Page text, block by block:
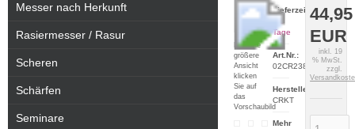
Für eine
größere
Ansicht
klicken
Sie auf
das
Vorschaubild
44,95
EUR
inkl. 19
% MwSt.
zzgl.
Lieferzeit:
2-5
Tage
Art.Nr.:
02CR2389
Hersteller:
CRKT
Mehr
Messer nach Herkunft
Rasiermesser / Rasur
Scheren
Schärfen
Seminare